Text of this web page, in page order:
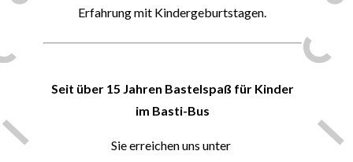
Erfahrung mit Kindergeburtstagen.
Seit über 15 Jahren Bastelspaß für Kinder
im Basti-Bus
Sie erreichen uns unter